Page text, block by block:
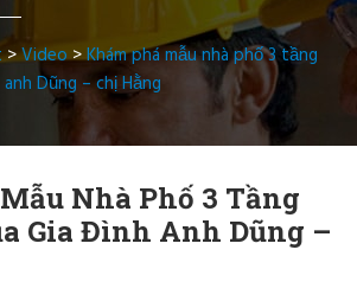
>Video>Khám phá mẫu nhà phố 3 tầng
Dũng – chị Hằng
Nhà Phố 3 Tầng
Gia Đình Anh Dũng –